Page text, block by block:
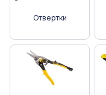
Отвертки